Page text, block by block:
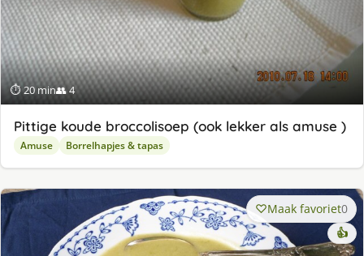
⏱ 20 min👥 4
Pittige koude broccolisoep (ook lekker als amuse )
Amuse Borrelhapjes & tapas
Maak favoriet0
👍